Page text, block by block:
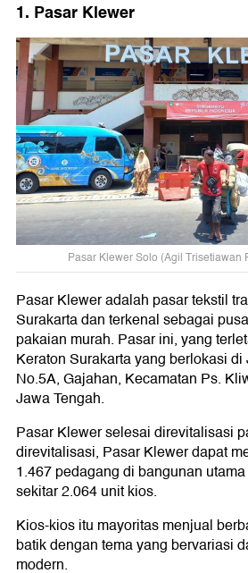
1. Pasar Klewer
Pasar Klewer Solo (Agil Trisetiawan
Pasar Klewer adalah pasar tekstil
Surakarta dan terkenal sebagai
pakaian murah. Pasar ini, yang
Keraton Surakarta yang berlokasi
No.5A, Gajahan, Kecamatan Ps.
Jawa Tengah.
Pasar Klewer selesai direvitalisasi
direvitalisasi, Pasar Klewer dapat
1.467 pedagang di bangunan
sekitar 2.064 unit kios.
Kios-kios itu mayoritas menjual
batik dengan tema yang bervariasi
modern.